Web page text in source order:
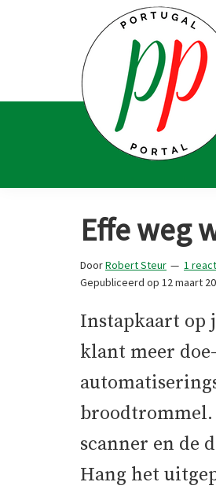
hoofdnavigatie
Portal
en
fanaten
Effe weg
DoorRobert Steur
1
Gepubliceerd op 12 maart
Instapkaart op
klant meer
broodtrommel.
scanner en de
Hang het